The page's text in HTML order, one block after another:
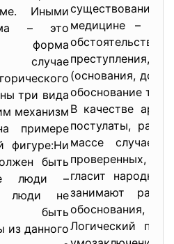
Иными
– это
форма
случае
три вида
механизм
примере
фигуре:Ни
быть
люди –
люди не
из данного
существовании и
медицине –
преступления,
(основания,
обоснование
В качестве
постулаты,
массе случаев
проверенных,
гласит
занимают
обоснования,
Логический